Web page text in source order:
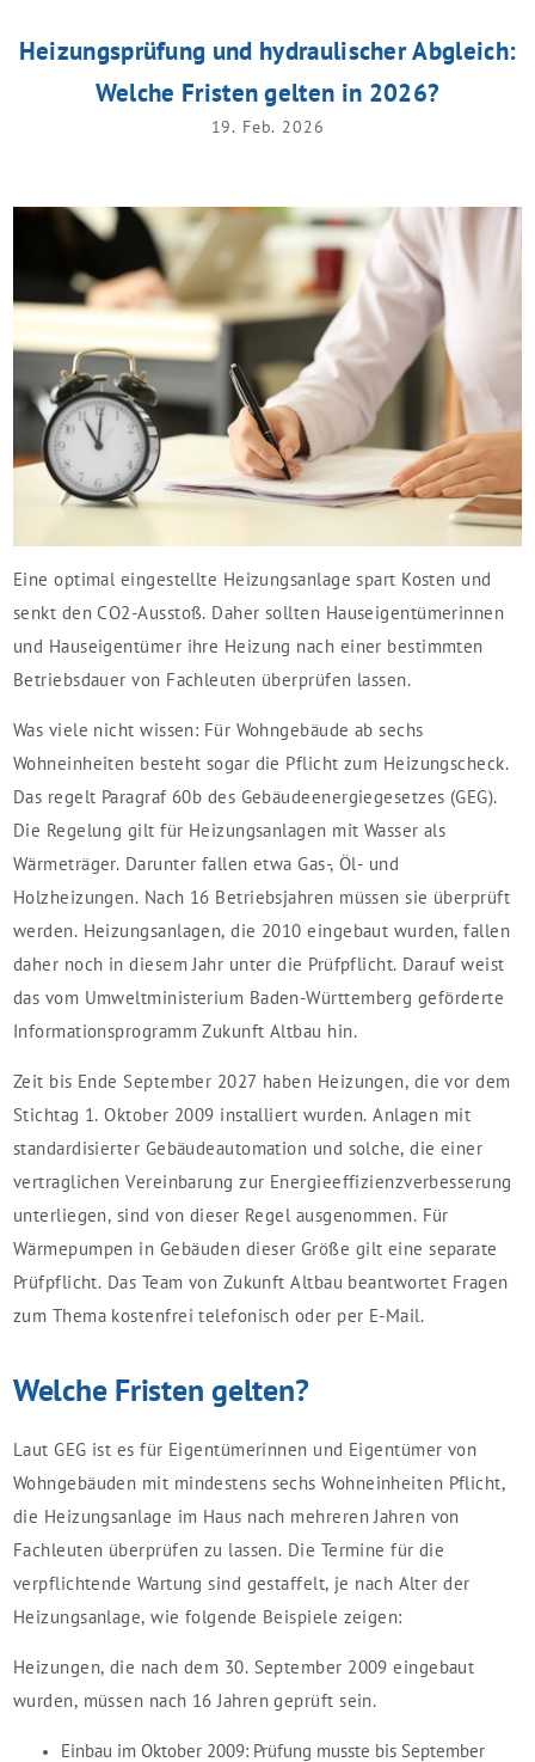
Heizungsprüfung und hydraulischer Abgleich:
Welche Fristen gelten in 2026?
19. Feb. 2026
Eine optimal eingestellte Heizungsanlage spart Kosten und
senkt den CO2-Ausstoß. Daher sollten Hauseigentümerinnen
und Hauseigentümer ihre Heizung nach einer bestimmten
Betriebsdauer von Fachleuten überprüfen lassen.
Was viele nicht wissen: Für Wohngebäude ab sechs
Wohneinheiten besteht sogar die Pflicht zum Heizungscheck.
Das regelt Paragraf 60b des Gebäudeenergiegesetzes (GEG).
Die Regelung gilt für Heizungsanlagen mit Wasser als
Wärmeträger. Darunter fallen etwa Gas-, Öl- und
Holzheizungen. Nach 16 Betriebsjahren müssen sie überprüft
werden. Heizungsanlagen, die 2010 eingebaut wurden, fallen
daher noch in diesem Jahr unter die Prüfpflicht. Darauf weist
das vom Umweltministerium Baden-Württemberg geförderte
Informationsprogramm Zukunft Altbau hin.
Zeit bis Ende September 2027 haben Heizungen, die vor dem
Stichtag 1. Oktober 2009 installiert wurden. Anlagen mit
standardisierter Gebäudeautomation und solche, die einer
vertraglichen Vereinbarung zur Energieeffizienzverbesserung
unterliegen, sind von dieser Regel ausgenommen. Für
Wärmepumpen in Gebäuden dieser Größe gilt eine separate
Prüfpflicht. Das Team von Zukunft Altbau beantwortet Fragen
zum Thema kostenfrei telefonisch oder per E-Mail.
Welche Fristen gelten?
Laut GEG ist es für Eigentümerinnen und Eigentümer von
Wohngebäuden mit mindestens sechs Wohneinheiten Pflicht,
die Heizungsanlage im Haus nach mehreren Jahren von
Fachleuten überprüfen zu lassen. Die Termine für die
verpflichtende Wartung sind gestaffelt, je nach Alter der
Heizungsanlage, wie folgende Beispiele zeigen:
Heizungen, die nach dem 30. September 2009 eingebaut
wurden, müssen nach 16 Jahren geprüft sein.
Einbau im Oktober 2009: Prüfung musste bis September